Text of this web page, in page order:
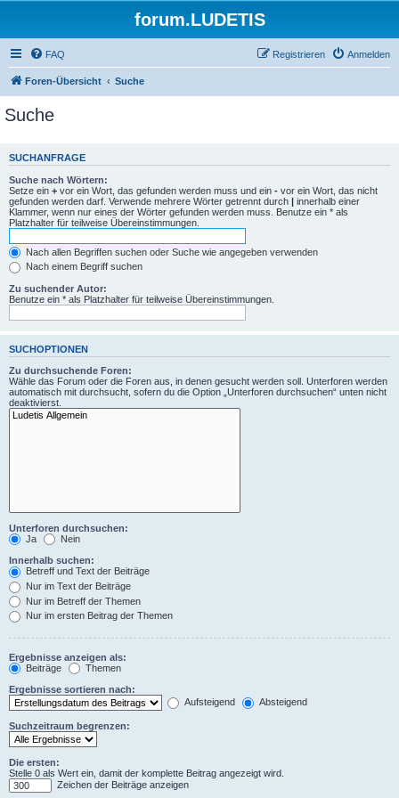
forum.LUDETIS
FAQ Anmelden
Registrieren
Foren-Übersicht Suche
Suche
SUCHANFRAGE
Suche nach Wörtern:
Setze ein + vor ein Wort, das gefunden werden muss und ein - vor ein Wort, das nicht
gefunden werden darf. Verwende mehrere Wörter getrennt durch | innerhalb einer
Klammer, wenn nur eines der Wörter gefunden werden muss. Benutze ein * als
Platzhalter für teilweise Übereinstimmungen.
Nach allen Begriffen suchen oder Suche wie angegeben verwenden
Nach einem Begriff suchen
Zu suchender Autor:
Benutze ein * als Platzhalter für teilweise Übereinstimmungen.
SUCHOPTIONEN
Zu durchsuchende Foren:
Wähle das Forum oder die Foren aus, in denen gesucht werden soll. Unterforen werden
automatisch mit durchsucht, sofern du die Option „Unterforen durchsuchen“ unten nicht
deaktivierst.
Unterforen durchsuchen:
Ja
Nein
Innerhalb suchen:
Betreff und Text der Beiträge
Nur im Text der Beiträge
Nur im Betreff der Themen
Nur im ersten Beitrag der Themen
Ergebnisse anzeigen als:
Beiträge
Themen
Ergebnisse sortieren nach:
Aufsteigend
Absteigend
Suchzeitraum begrenzen:
Die ersten:
Stelle 0 als Wert ein, damit der komplette Beitrag angezeigt wird.
Zeichen der Beiträge anzeigen